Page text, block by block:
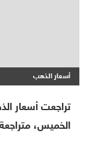
أسعار الذهب
الخميس، متراجعة